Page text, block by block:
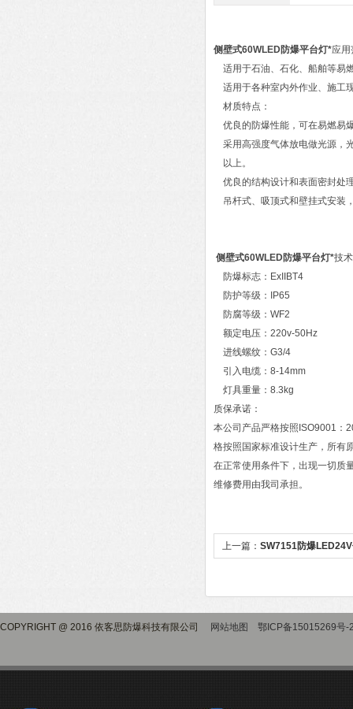
侧壁式60WLED防爆平台灯*
适用于石油、石化、船舶等易
适用于各种室内外作业、施工
材质特点：
优良的防爆性能，可在易燃易
采用高强度气体放电做光源，
以上。
优良的结构设计和表面密封处
吊杆式、吸顶式和壁挂式安装
侧壁式60WLED防爆平台灯*技
防爆标志：ExIIBT4
防护等级：IP65
防腐等级：WF2
额定电压：220v-50Hz
进线螺纹：G3/4
引入电缆：8-14mm
灯具重量：8.3kg
质保承诺：
本公司产品严格按照ISO9001：
格按照国家标准设计生产，所有
在正常使用条件下，出现一切质
维修费用由我司承担。
上一篇： SW7151防爆
COPYRIGHT @ 2016 依客思防爆科技有限公司 网站地图 鄂ICP备15015269号-